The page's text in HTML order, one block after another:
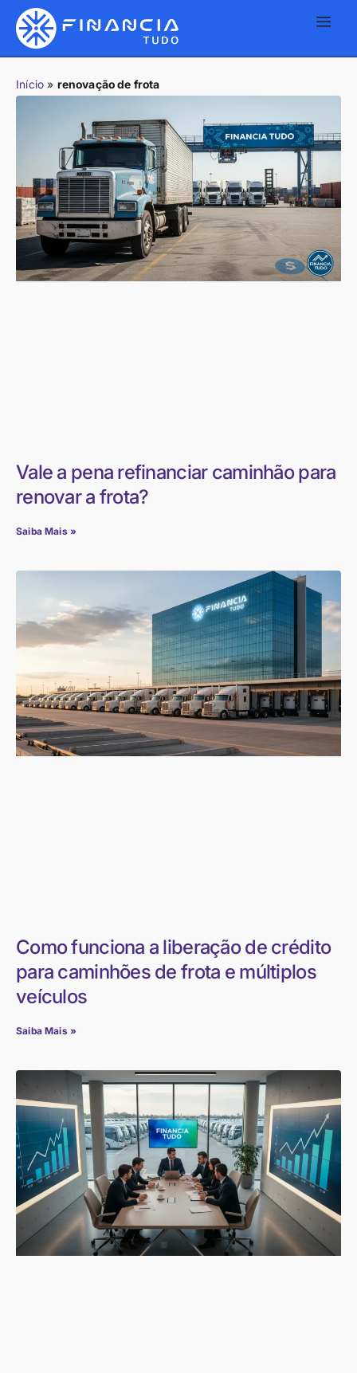
Início » renovação de frota
Vale a pena refinanciar caminhão para
renovar a frota?
Saiba Mais »
Como funciona a liberação de crédito
para caminhões de frota e múltiplos
veículos
Saiba Mais »